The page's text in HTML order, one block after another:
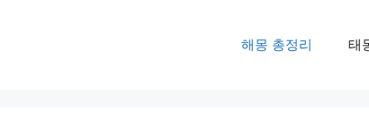
해몽 총정리 태